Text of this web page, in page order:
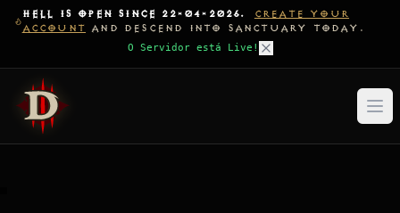
HELL IS OPEN SINCE 22-04-2026.
CREATE YOUR
ACCOUNT AND DESCEND INTO SANCTUARY TODAY.
O Servidor está Live!